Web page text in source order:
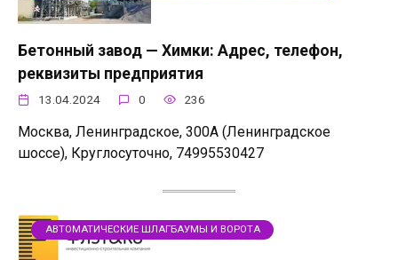
Бетонный завод — Химки: Адрес, телефон,
реквизиты предприятия
13.04.2024 0 236
Москва, Ленинградское, 300А (Ленинградское
шоссе), Круглосуточно, 74995530427
АВТОМАТИЧЕСКИЕ ШЛАГБАУМЫ И ВОРОТА